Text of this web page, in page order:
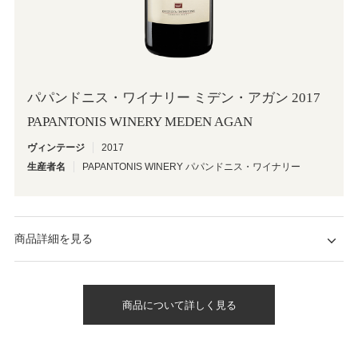
パパンドニス・ワイナリー ミデン・アガン 2017
PAPANTONIS WINERY MEDEN AGAN
ヴィンテージ
2017
生産者名
PAPANTONIS WINERY パパンドニス・ワイナリー
商品詳細を見る
商品について詳しく見る